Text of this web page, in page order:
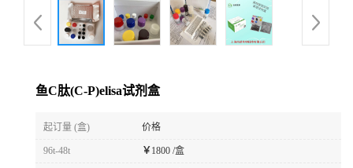
鱼C肽(C-P)elisa试剂盒
起订量 (盒) 价格
96t-48t ￥ 1800 /盒